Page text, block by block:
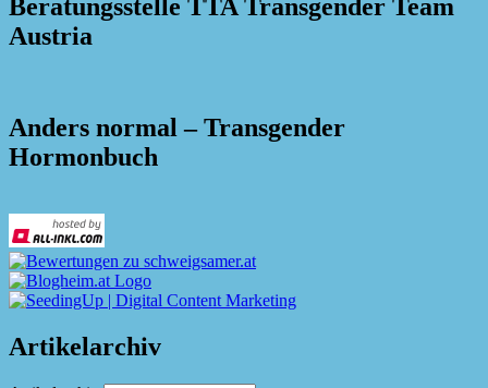
Beratungsstelle TTA Transgender Team
Austria
Anders normal – Transgender
Hormonbuch
Artikelarchiv